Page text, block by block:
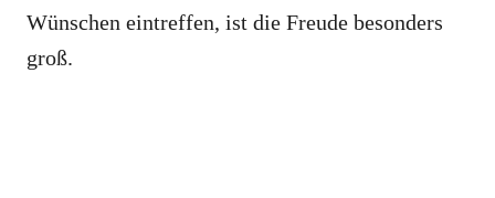
Wünschen eintreffen, ist die Freude besonders
groß.